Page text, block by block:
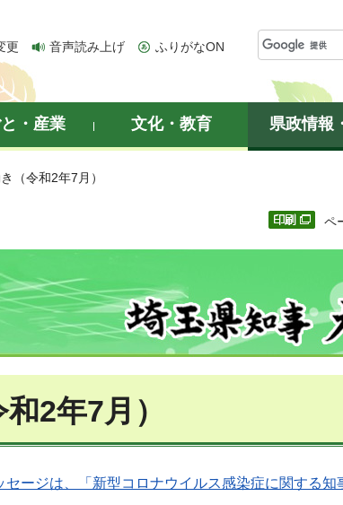
更 音声読み上げ ふりがなON
・産業 文化・教育 県政情報
（令和2年7月）
ペ
2年7月）
ージは、「新型コロナウイルス感染症に関する知